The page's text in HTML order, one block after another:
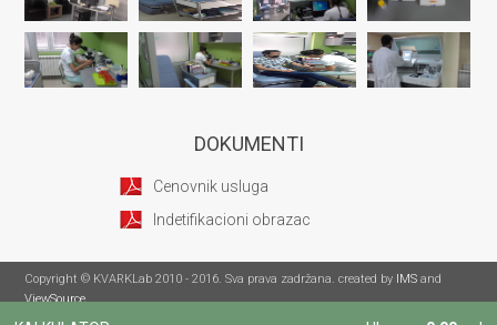
DOKUMENTI
Cenovnik usluga
Indetifikacioni obrazac
Copyright © KVARKLab 2010 - 2016. Sva prava zadržana. created by IMS and
ViewSource